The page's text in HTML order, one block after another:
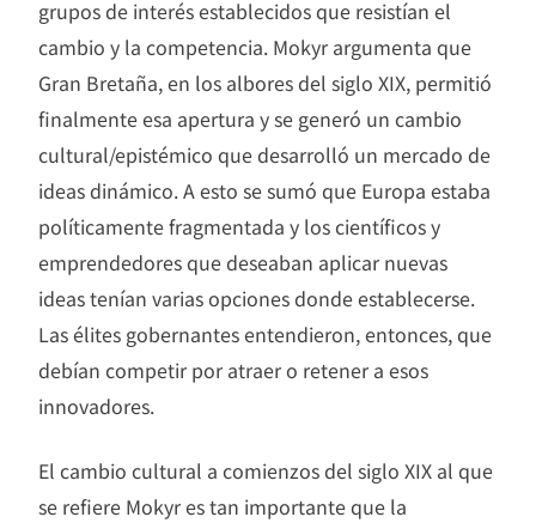
grupos de interés establecidos que resistían el
cambio y la competencia. Mokyr argumenta que
Gran Bretaña, en los albores del siglo XIX, permitió
finalmente esa apertura y se generó un cambio
cultural/epistémico que desarrolló un mercado de
ideas dinámico. A esto se sumó que Europa estaba
políticamente fragmentada y los científicos y
emprendedores que deseaban aplicar nuevas
ideas tenían varias opciones donde establecerse.
Las élites gobernantes entendieron, entonces, que
debían competir por atraer o retener a esos
innovadores.
El cambio cultural a comienzos del siglo XIX al que
se refiere Mokyr es tan importante que la